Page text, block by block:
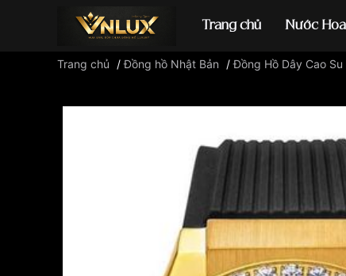
Trang chủ Nước Hoa
Đồng hồ casio
Trang chủ /Đồng hồ Nhật Bản /Đồng Hồ Dây Cao Su